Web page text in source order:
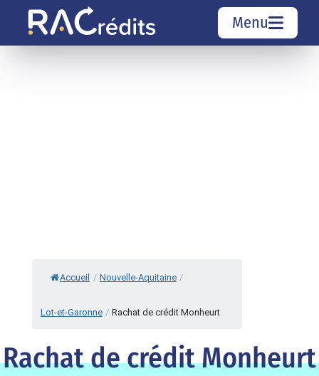
Menu
Accueil / Nouvelle-Aquitaine /
Lot-et-Garonne / Rachat de crédit Monheurt
Rachat de crédit Monheurt